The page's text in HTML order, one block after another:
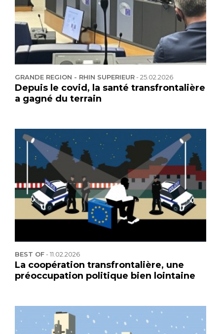
GRANDE REGION - RHIN SUPERIEUR-25.02.2026
Depuis le covid, la santé transfrontalière
a gagné du terrain
BEST OF-11.02.2026
La coopération transfrontalière, une
préoccupation politique bien lointaine